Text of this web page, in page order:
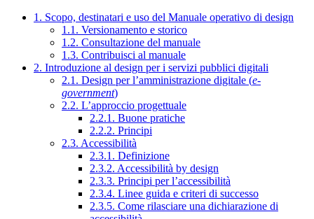
1. Scopo, destinatari e uso del Manuale operativo di design
1.1. Versionamento e storico
1.2. Consultazione del manuale
1.3. Contribuisci al manuale
2. Introduzione al design per i servizi pubblici digitali
2.1. Design per l’amministrazione digitale (e-
government)
2.2. L’approccio progettuale
2.2.1. Buone pratiche
2.2.2. Principi
2.3. Accessibilità
2.3.1. Definizione
2.3.2. Accessibilità by design
2.3.3. Principi per l’accessibilità
2.3.4. Linee guida e criteri di successo
2.3.5. Come rilasciare una dichiarazione di